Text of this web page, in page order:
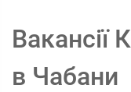
Вакансії
в Чабани